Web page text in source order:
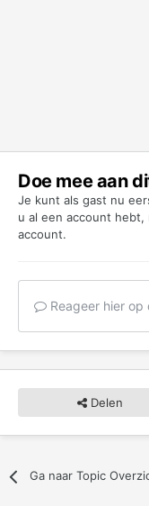
Doe mee aan
Je kunt als gast nu
u al een account hebt,
account.
Reageer hier
Delen
Ga naar Topic